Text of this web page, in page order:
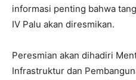
informasi penting bahwa
IV Palu akan diresmikan.
Peresmian akan dihadiri
Infrastruktur dan